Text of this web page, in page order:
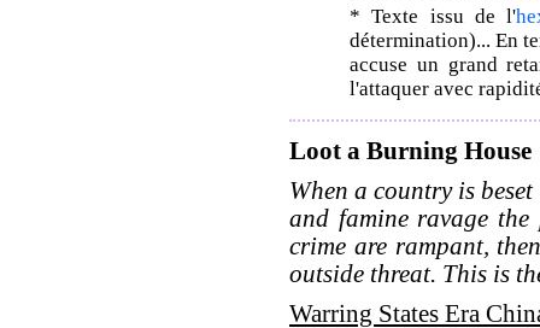
* Texte issu de l'
détermination)... En
accuse un grand
l'attaquer avec
Loot a Burning House
When a country is
and famine ravage
crime are rampant,
outside threat. This is
Warring States Era